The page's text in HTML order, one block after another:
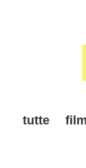
tutte film